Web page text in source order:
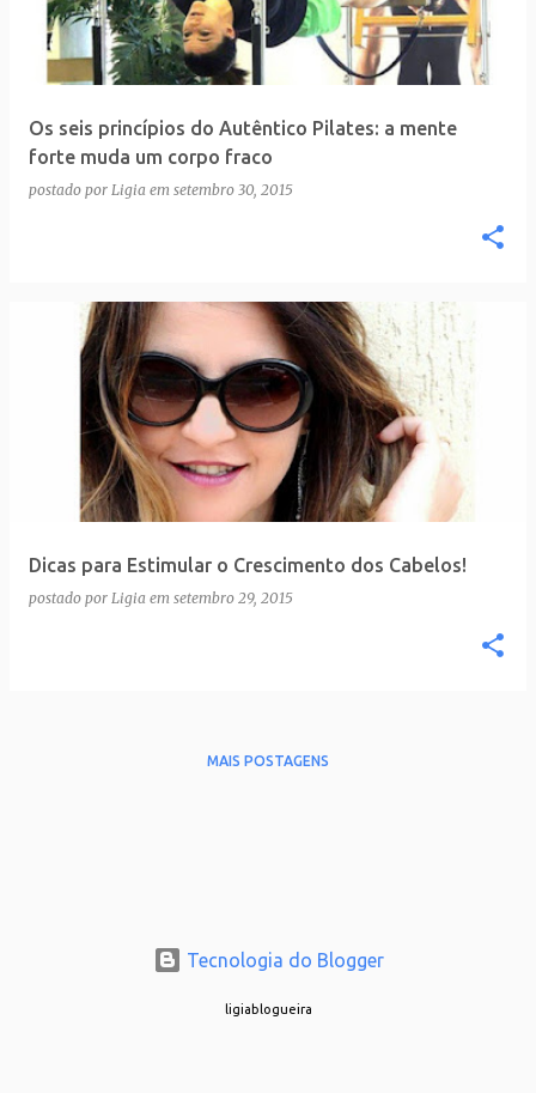
Os seis princípios do Autêntico Pilates: a mente
forte muda um corpo fraco
postado por Ligia em setembro 30, 2015
Dicas para Estimular o Crescimento dos Cabelos!
postado por Ligia em setembro 29, 2015
MAIS POSTAGENS
Tecnologia do Blogger
ligiablogueira